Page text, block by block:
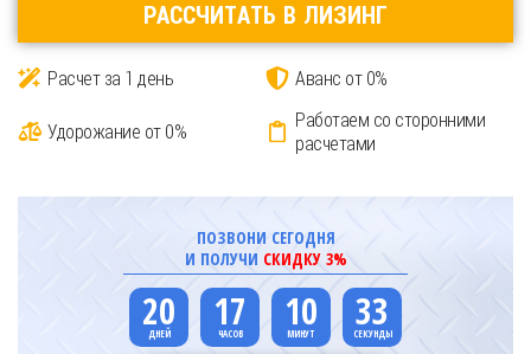
РАССЧИТАТЬ В ЛИЗИНГ
Расчет за 1 день Аванс от 0%
Удорожание от 0%
Работаем со сторонними
расчетами
ПОЗВОНИ СЕГОДНЯ
И ПОЛУЧИ СКИДКУ 3%
20 17 10 33